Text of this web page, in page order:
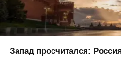
Запад просчитался: